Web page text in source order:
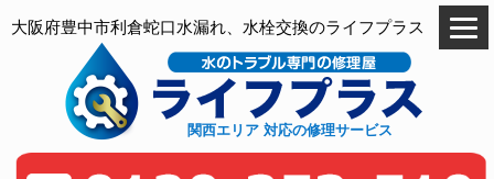
大阪府豊中市利倉蛇口水漏れ、水栓交換のライフプラス
関西エリア 対応の修理サービス